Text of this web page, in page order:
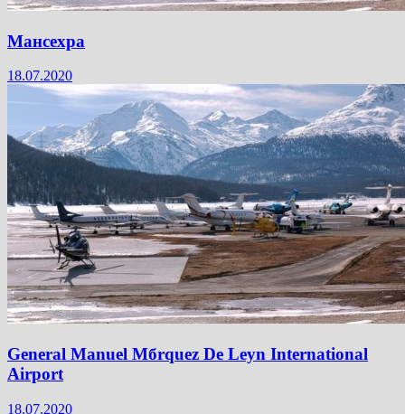
Мансехра
18.07.2020
General Manuel Mбrquez De Leуn International
Airport
18.07.2020